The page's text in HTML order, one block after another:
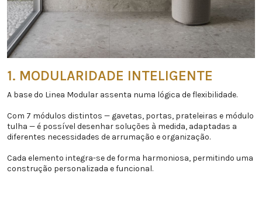
1. MODULARIDADE INTELIGENTE
A base do Linea Modular assenta numa lógica de flexibilidade.
Com 7 módulos distintos — gavetas, portas, prateleiras e módulo
tulha — é possível desenhar soluções à medida, adaptadas a
diferentes necessidades de arrumação e organização.
Cada elemento integra-se de forma harmoniosa, permitindo uma
construção personalizada e funcional.